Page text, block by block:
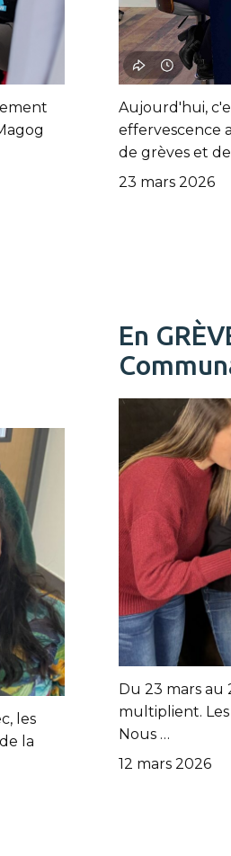
Aujourd'hui,
effervescence
de grèves et
23 mars 2026
les
la
En
Du 23 mars au
multiplient. Les
Nous …
12 mars 2026